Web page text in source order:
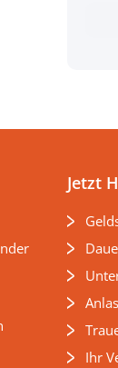
Jetzt
Ihr